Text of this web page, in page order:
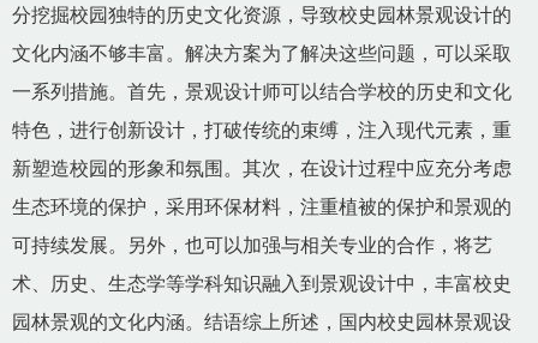
分挖掘校园独特的历史文化资源，导致校史园林景观设计的
文化内涵不够丰富。解决方案为了解决这些问题，可以采取
一系列措施。首先，景观设计师可以结合学校的历史和文化
特色，进行创新设计，打破传统的束缚，注入现代元素，重
新塑造校园的形象和氛围。其次，在设计过程中应充分考虑
生态环境的保护，采用环保材料，注重植被的保护和景观的
可持续发展。另外，也可以加强与相关专业的合作，将艺
术、历史、生态学等学科知识融入到景观设计中，丰富校史
园林景观的文化内涵。结语综上所述，国内校史园林景观设